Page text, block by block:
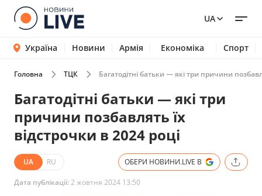
UA
Україна Новини Армія Економіка Спорт
Головна ТЦК Багатодітні батьки — які три причини
Багатодітні батьки — які три
причини позбавлять їх
відстрочки в 2024 році
UA RU ОБЕРИ НОВИНИ.LIVE В
Дата публікації:2 жовтня 2024 13:50